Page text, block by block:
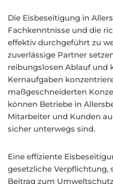
Die Eisbeseitigung in
Fachkenntnisse und die
effektiv durchgeführt zu
zuverlässige Partner
reibungslosen Ablauf und
Kernaufgaben
maßgeschneiderten
können Betriebe in
Mitarbeiter und Kunden
sicher unterwegs sind.
Eine effiziente
gesetzliche Verpflichtung,
Beitrag zum